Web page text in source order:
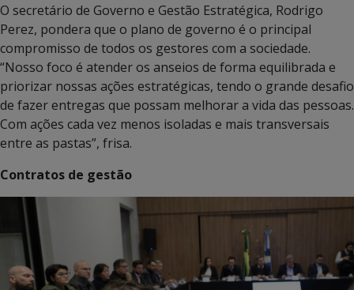
O secretário de Governo e Gestão Estratégica, Rodrigo
Perez, pondera que o plano de governo é o principal
compromisso de todos os gestores com a sociedade.
“Nosso foco é atender os anseios de forma equilibrada e
priorizar nossas ações estratégicas, tendo o grande desafio
de fazer entregas que possam melhorar a vida das pessoas.
Com ações cada vez menos isoladas e mais transversais
entre as pastas”, frisa.
Contratos de gestão